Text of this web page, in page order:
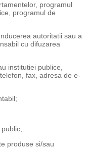
programul
programul de
autoritatii sau a
cu difuzarea
institutiei publice,
fax, adresa de e-
produse si/sau